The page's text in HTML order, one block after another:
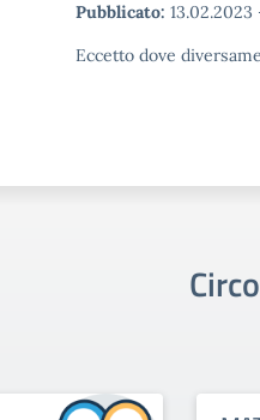
Pubblicato: 13.02.2023
Eccetto dove